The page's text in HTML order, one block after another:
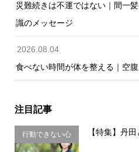
災難続きは不運ではない｜間一
識のメッセージ
2026.08.04
食べない時間が体を整える｜空
注目記事
行動できない心 【特集】丹